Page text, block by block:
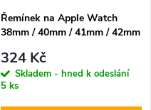
Řemínek na Apple Watch
38mm / 40mm / 41mm / 42mm
324 Kč
Skladem - hned k odeslání
5 ks